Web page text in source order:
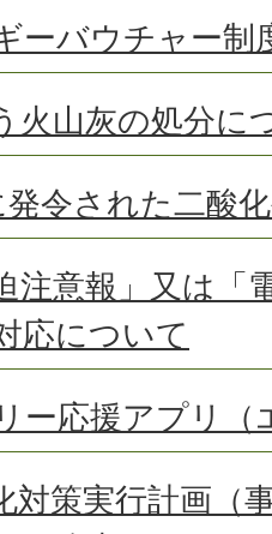
ーバウチャー制
火山灰の処分に
令された二酸
注意報」又は「
応について
ー応援アプリ
対策実行計画（